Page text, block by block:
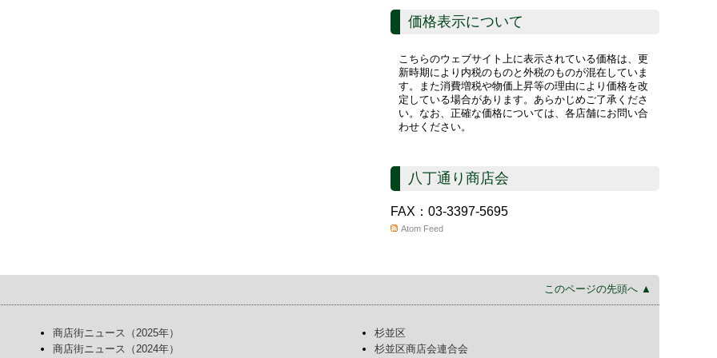
価格表示について
こちらのウェブサイト上に表示されている価格は、更
新時期により内税のものと外税のものが混在していま
す。また消費増税や物価上昇等の理由により価格を改
定している場合があります。あらかじめご了承くださ
い。なお、正確な価格については、各店舗にお問い合
わせください。
八丁通り商店会
FAX：03-3397-5695
Atom Feed
このページの先頭へ ▲
商店街ニュース（2025年）
商店街ニュース（2024年）
杉並区
杉並区商店会連合会